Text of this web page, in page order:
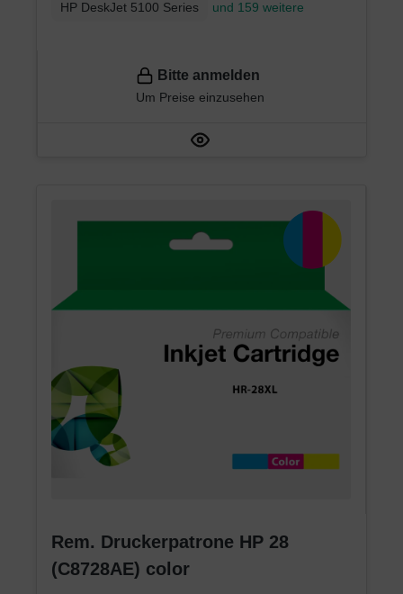
HP DeskJet 5100 Series
und 159 weitere
Bitte anmelden
Um Preise einzusehen
Rem. Druckerpatrone HP 28
(C8728AE) color